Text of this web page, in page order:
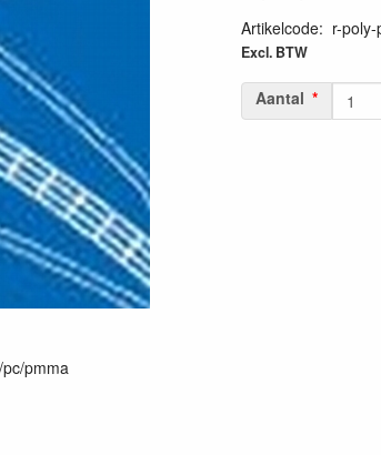
Artikelcode: r-
Excl. BTW
Aantal
pmma